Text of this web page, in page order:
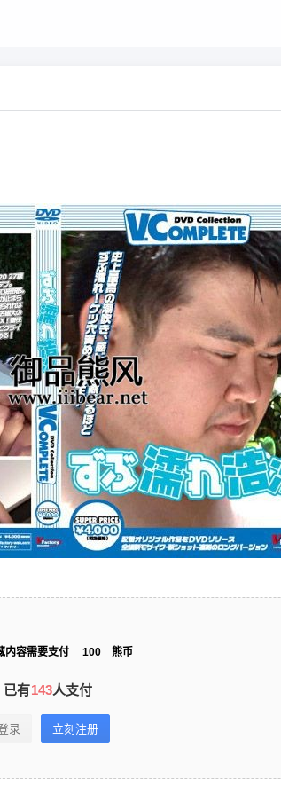
内容需要支付 100 熊币
已有143人支付
录 立刻注册